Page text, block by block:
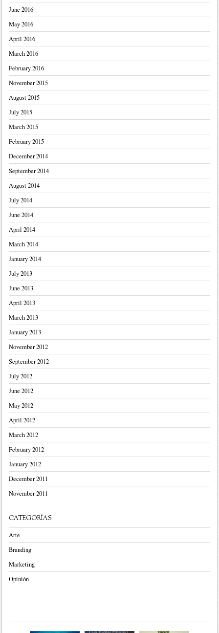
June 2016
May 2016
April 2016
March 2016
February 2016
November 2015
August 2015
July 2015
March 2015
February 2015
December 2014
September 2014
August 2014
July 2014
June 2014
April 2014
March 2014
January 2014
July 2013
June 2013
April 2013
March 2013
January 2013
November 2012
September 2012
July 2012
June 2012
May 2012
April 2012
March 2012
February 2012
January 2012
December 2011
November 2011
CATEGORÍAS
Arte
Branding
Marketing
Opinión